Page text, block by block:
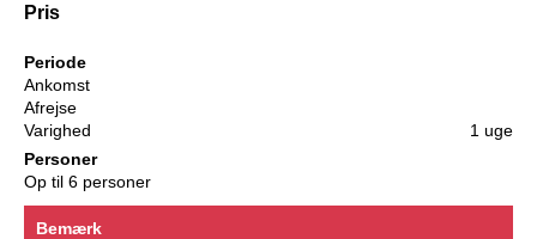
Pris
Periode
Ankomst
Afrejse
Varighed
1 uge
Personer
Op til 6 personer
Bemærk